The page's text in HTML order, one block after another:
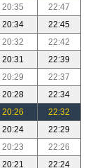
20:35
22:47
20:34
22:45
20:32
22:42
20:31
22:39
20:29
22:37
20:28
22:34
20:26
22:32
20:24
22:29
20:23
22:26
20:21
22:24